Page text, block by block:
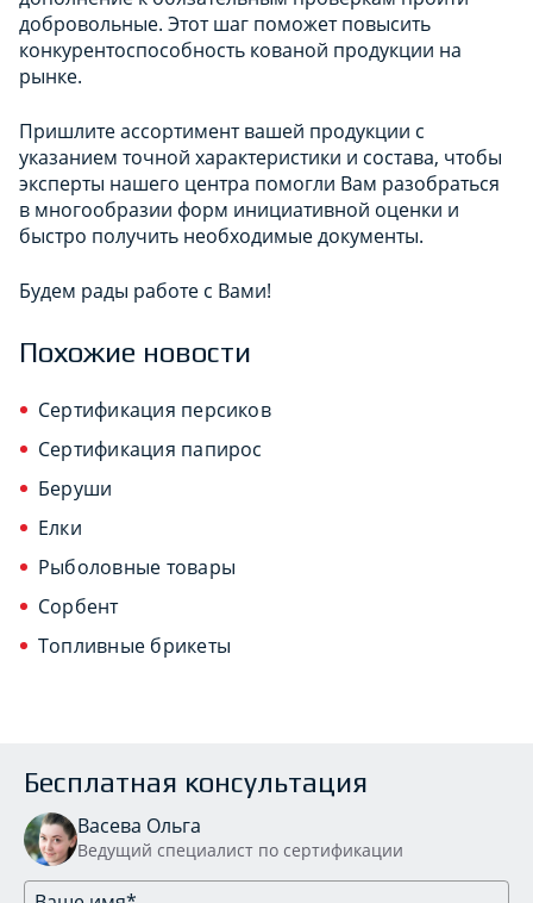
добровольные. Этот шаг поможет повысить
конкурентоспособность кованой продукции на
рынке.
Пришлите ассортимент вашей продукции с
указанием точной характеристики и состава, чтобы
эксперты нашего центра помогли Вам разобраться
в многообразии форм инициативной оценки и
быстро получить необходимые документы.
Будем рады работе с Вами!
Похожие новости
Сертификация персиков
Сертификация папирос
Беруши
Елки
Рыболовные товары
Сорбент
Топливные брикеты
Бесплатная консультация
Васева Ольга
Ведущий специалист по сертификации